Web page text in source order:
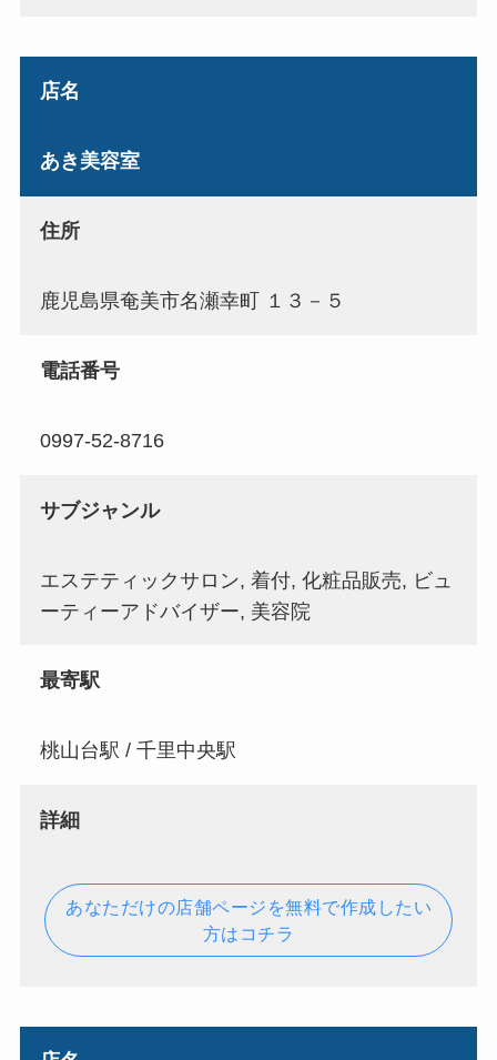
店名
あき美容室
住所
鹿児島県奄美市名瀬幸町 １３－５
電話番号
0997-52-8716
サブジャンル
エステティックサロン, 着付, 化粧品販売, ビュ
ーティーアドバイザー, 美容院
最寄駅
桃山台駅 / 千里中央駅
詳細
あなただけの店舗ページを無料で作成したい
方はコチラ